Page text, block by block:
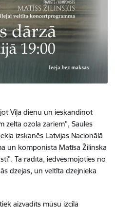
Viļa dienu un ieskandinot
zelta ozola zariem”, Saules
izskanēs Latvijas Nacionālā
un komponista Matīsa Žilinska
Tā radīta, iedvesmojoties no
dzejas, un veltīta dzejnieka
aizvadīts mūsu izcilā